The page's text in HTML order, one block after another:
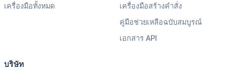
เครื่องมือทั้งหมด
เครื่องมือสร้างคำสั่ง
คู่มือช่วยเหลือฉบับสมบูรณ์
เอกสาร API
บริษัท